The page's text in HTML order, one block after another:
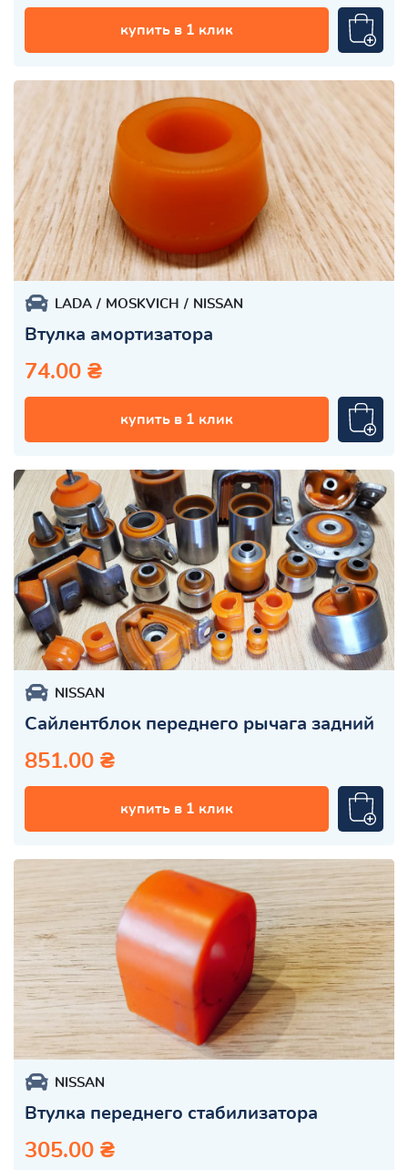
купить в 1 клик
LADA MOSKVICH NISSAN
Втулка амортизатора
74.00 ₴
купить в 1 клик
NISSAN
Сайлентблок переднего рычага задний
851.00 ₴
купить в 1 клик
NISSAN
Втулка переднего стабилизатора
305.00 ₴